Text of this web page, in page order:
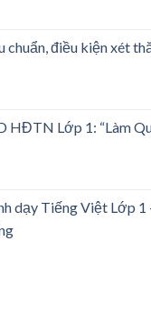
chuẩn, điều kiện xét
HĐTN Lớp 1: “Làm
dạy Tiếng Việt Lớp 1